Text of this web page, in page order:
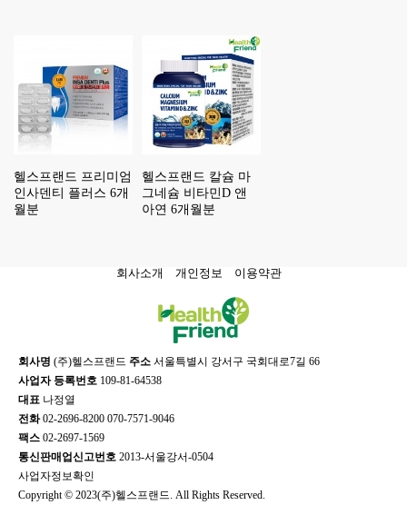
헬스프랜드 프리미엄
인사덴티 플러스 6개
월분
헬스프랜드 칼슘 마
그네슘 비타민D 앤
아연 6개월분
회사소개 개인정보 이용약관
회사명 (주)헬스프랜드 주소 서울특별시 강서구 국회대로7길 66
사업자 등록번호 109-81-64538
대표 나정열
전화02-2696-8200 070-7571-9046
팩스 02-2697-1569
통신판매업신고번호 2013-서울강서-0504
사업자정보확인
Copyright © 2023(주)헬스프랜드. All Rights Reserved.